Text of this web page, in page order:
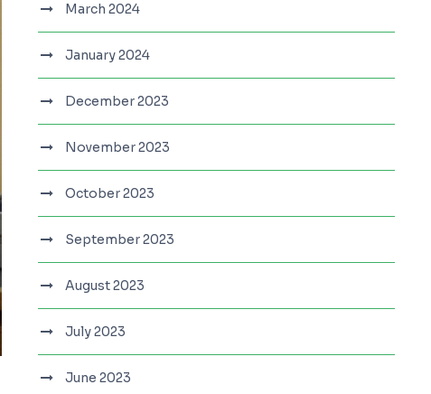
March 2024
January 2024
December 2023
November 2023
October 2023
September 2023
August 2023
July 2023
June 2023